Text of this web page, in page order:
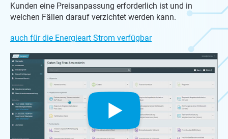
Kunden eine Preisanpassung erforderlich ist und in
welchen Fällen darauf verzichtet werden kann.
auch für die Energieart Strom verfügbar